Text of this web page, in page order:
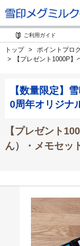
ご利用ガイド
トップ ポイントプロ
【プレゼント1000P
【数量限定】
0周年オリジナ
【プレゼント
ん）・メモセッ